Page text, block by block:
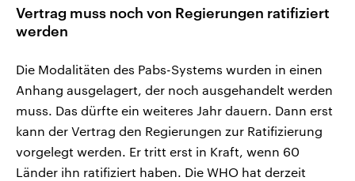
Vertrag muss noch von Regierungen ratifiziert
werden
Die Modalitäten des Pabs-Systems wurden in einen
Anhang ausgelagert, der noch ausgehandelt werden
muss. Das dürfte ein weiteres Jahr dauern. Dann erst
kann der Vertrag den Regierungen zur Ratifizierung
vorgelegt werden. Er tritt erst in Kraft, wenn 60
Länder ihn ratifiziert haben. Die WHO hat derzeit